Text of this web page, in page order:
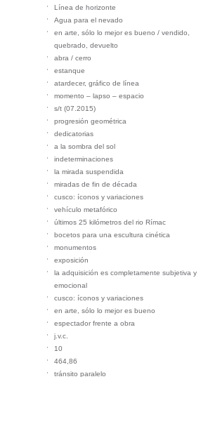
Línea de horizonte
Agua para el nevado
en arte, sólo lo mejor es bueno / vendido,
quebrado, devuelto
abra / cerro
estanque
atardecer, gráfico de línea
momento – lapso – espacio
s/t (07.2015)
progresión geométrica
dedicatorias
a la sombra del sol
indeterminaciones
la mirada suspendida
miradas de fin de década
cusco: íconos y variaciones
vehículo metafórico
últimos 25 kilómetros del rio Rímac
bocetos para una escultura cinética
monumentos
exposición
la adquisición es completamente subjetiva y
emocional
cusco: íconos y variaciones
en arte, sólo lo mejor es bueno
espectador frente a obra
j.v.c.
10
464,86
tránsito paralelo